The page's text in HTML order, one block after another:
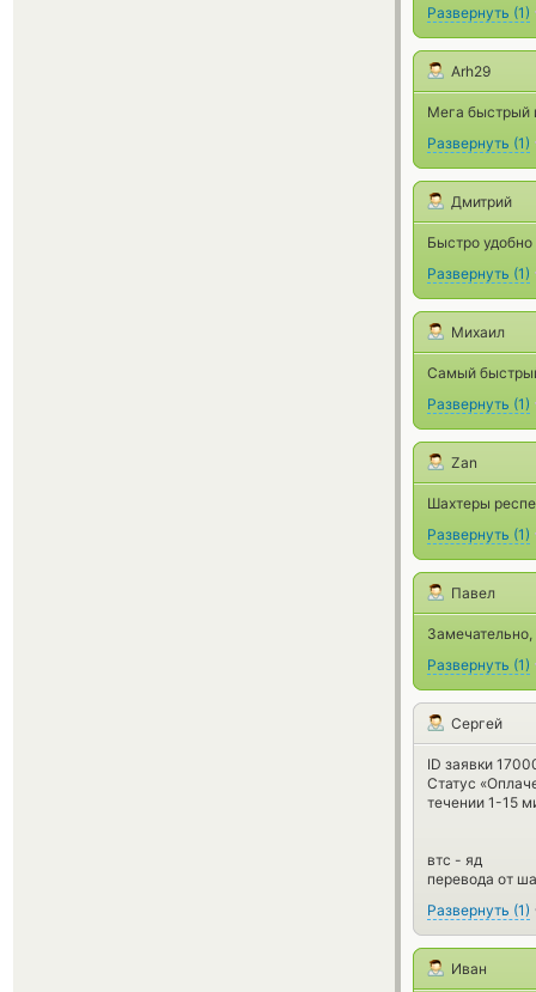
Развернуть (1)
Arh29
Мега быстрый
Развернуть (1)
Дмитрий
Быстро удобно
Развернуть (1)
Михаил
Самый
Развернуть (1)
Zan
Шахтеры
Развернуть (1)
Павел
Замечательно,
Развернуть (1)
Сергей
ID заявки
Статус
течении 1-15
втс - яд
перевода от
Развернуть (1)
Иван